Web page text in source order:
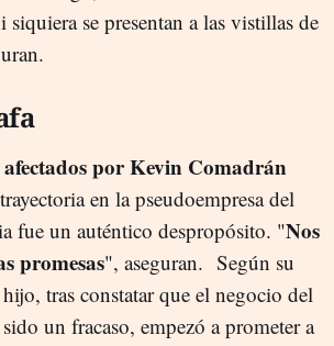
siquiera se presentan a las vistillas de
afectados por Kevin Comadrán
en la pseudoempresa del
fue un auténtico despropósito. "Nos
promesas", aseguran. Según su
tras constatar que el negocio del
un fracaso, empezó a prometer a